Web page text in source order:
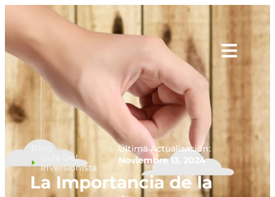
Guía Del
Inversionista
Última Actualización:
Noviembre 13, 2024
La Importancia de la